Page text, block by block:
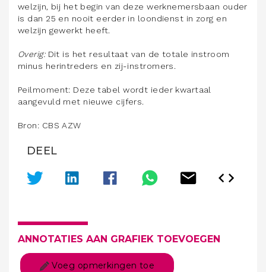
welzijn, bij het begin van deze werknemersbaan ouder
is dan 25 en nooit eerder in loondienst in zorg en
welzijn gewerkt heeft.
Overig: Dit is het resultaat van de totale instroom
minus herintreders en zij-instromers.
Peilmoment: Deze tabel wordt ieder kwartaal
aangevuld met nieuwe cijfers.
Bron: CBS AZW
DEEL
ANNOTATIES AAN GRAFIEK TOEVOEGEN
Voeg opmerkingen toe